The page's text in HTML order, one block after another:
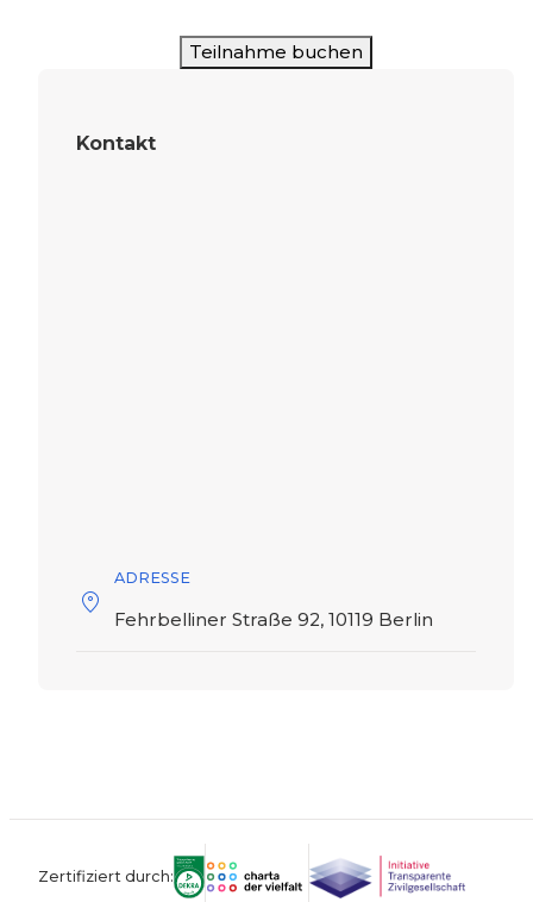
Kontakt
ADRESSE
Fehrbelliner Straße 92, 10119 Berlin
Zertifiziert durch: